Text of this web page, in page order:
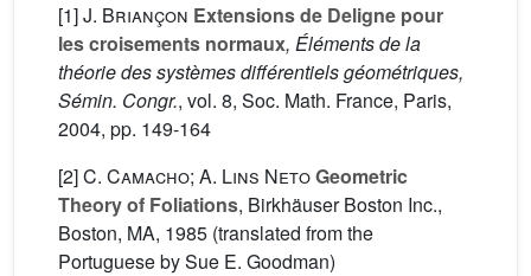
[1]J. Briançon Extensions de Deligne pour
les croisements normaux, Éléments de la
théorie des systèmes différentiels géométriques,
Sémin. Congr., vol. 8, Soc. Math. France, Paris,
2004, pp. 149-164
[2]C. Camacho; A. Lins NetoGeometric
Theory of Foliations, Birkhäuser Boston Inc.,
Boston, MA, 1985 (translated from the
Portuguese by Sue E. Goodman)